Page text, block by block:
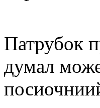
Патрубок
думал